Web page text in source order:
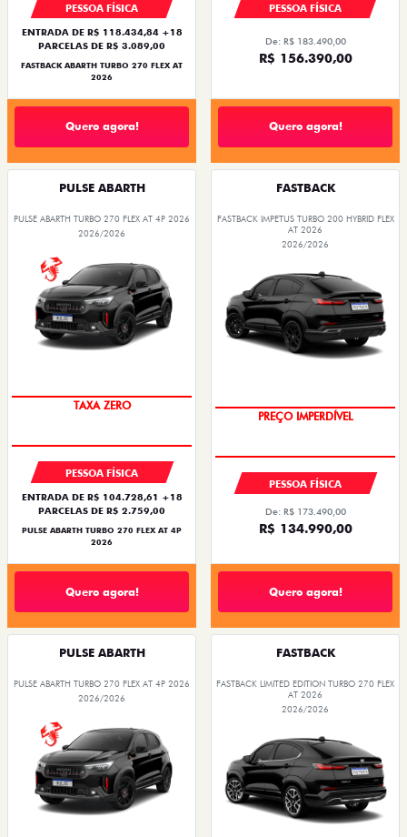
PESSOA FÍSICA
ENTRADA DE R$ 118.434,84 +18
PARCELAS DE R$ 3.089,00
FASTBACK ABARTH TURBO 270 FLEX AT
2026
Quero agora!
PESSOA FÍSICA
De: R$ 183.490,00
R$ 156.390,00
Quero agora!
PULSE ABARTH
PULSE ABARTH TURBO 270 FLEX AT 4P 2026
2026/2026
TAXA ZERO
PESSOA FÍSICA
ENTRADA DE R$ 104.728,61 +18
PARCELAS DE R$ 2.759,00
PULSE ABARTH TURBO 270 FLEX AT 4P
2026
Quero agora!
FASTBACK
FASTBACK IMPETUS TURBO 200 HYBRID FLEX
AT 2026
2026/2026
PREÇO IMPERDÍVEL
PESSOA FÍSICA
De: R$ 173.490,00
R$ 134.990,00
Quero agora!
PULSE ABARTH
PULSE ABARTH TURBO 270 FLEX AT 4P 2026
2026/2026
FASTBACK
FASTBACK LIMITED EDITION TURBO 270 FLEX
AT 2026
2026/2026